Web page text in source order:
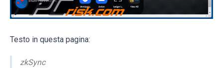
Testo in questa pagina:
zkSync